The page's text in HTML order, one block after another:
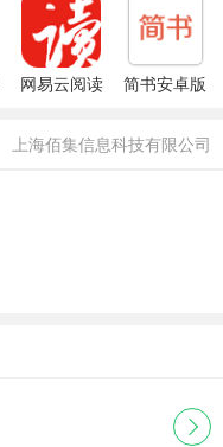
网易云阅读
简书安卓版
上海佰集信息科技有限公司